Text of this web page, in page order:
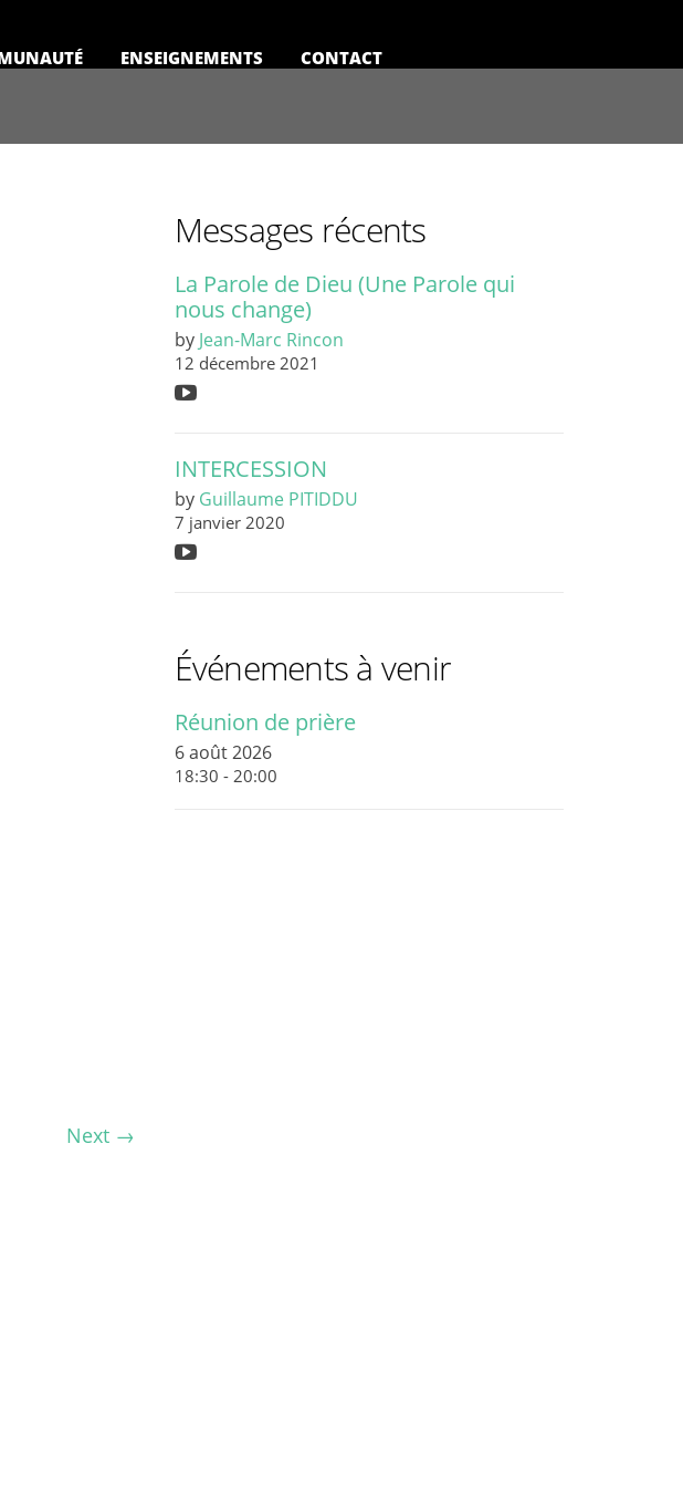
ENSEIGNEMENTS CONTACT
Next →
Messages récents
La Parole de Dieu (Une Parole qui
nous change)
by Jean-Marc Rincon
12 décembre 2021
INTERCESSION
by Guillaume PITIDDU
7 janvier 2020
Événements à venir
Réunion de prière
6 août 2026
18:30 - 20:00